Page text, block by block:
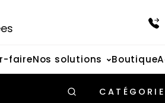
faireNos solutions Boutique
CATÉGORIE